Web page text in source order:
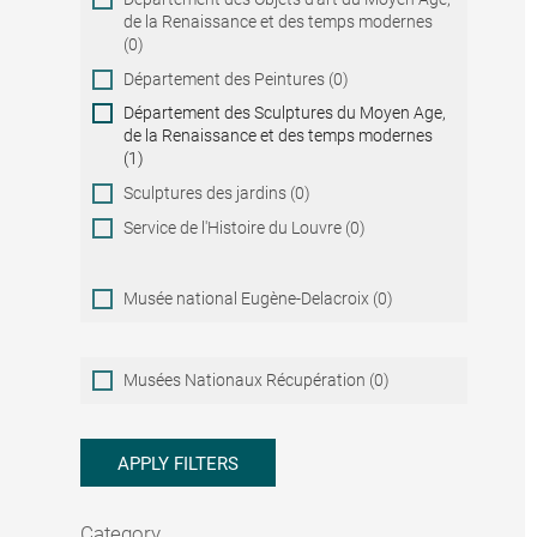
de la Renaissance et des temps modernes
(0)
Département des Peintures (0)
Département des Sculptures du Moyen Age,
de la Renaissance et des temps modernes
(1)
Sculptures des jardins (0)
Service de l'Histoire du Louvre (0)
Musée national Eugène-Delacroix (0)
Musées
Nationaux
Musées Nationaux Récupération (0)
APPLY FILTERS